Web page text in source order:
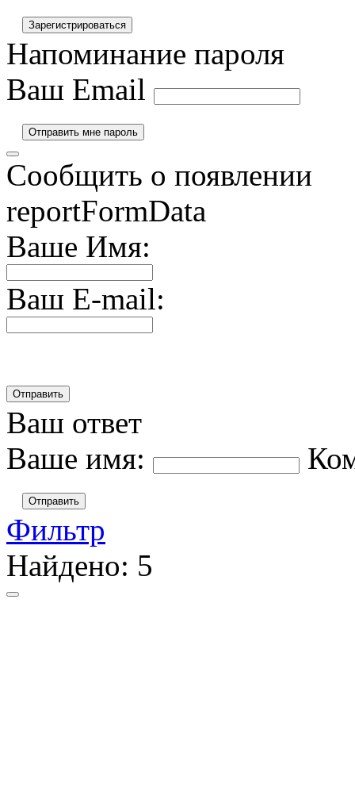
Напоминание пароля
Ваш Email
Сообщить о появлении
reportFormData
Ваше Имя:
Ваш E-mail:
Ваш ответ
Ваше имя:
Отправить
Фильтр
Найдено: 5